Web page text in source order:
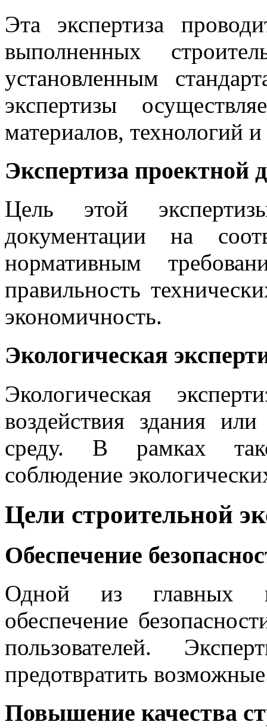
Эта экспертиза
выполненных
установленным
экспертизы
материалов, технологий
Экспертиза проектной
Цель этой
документации на
нормативным
правильность
экономичность.
Экологическая
Экологическая
воздействия здания
среду. В рамках
соблюдение
Цели строительной
Обеспечение
Одной из главных
обеспечение
пользователей.
предотвратить
Повышение качества